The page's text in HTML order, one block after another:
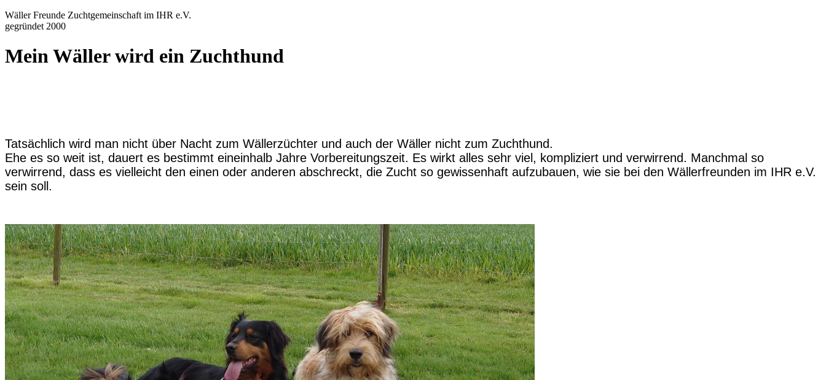
Wäller Freunde Zuchtgemeinschaft im IHR e.V.
gegründet 2000
Mein Wäller wird ein Zuchthund
Tatsächlich wird man nicht über Nacht zum Wällerzüchter und auch der Wäller nicht zum Zuchthund.
Ehe es so weit ist, dauert es bestimmt eineinhalb Jahre Vorbereitungszeit. Es wirkt alles sehr viel, kompliziert und verwirrend. Manchmal so
verwirrend, dass es vielleicht den einen oder anderen abschreckt, die Zucht so gewissenhaft aufzubauen, wie sie bei den Wällerfreunden im IHR e.V.
sein soll.